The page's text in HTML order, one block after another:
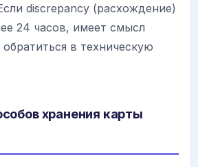
discrepancy (расхождение)
24 часов, имеет смысл
в техническую
хранения карты